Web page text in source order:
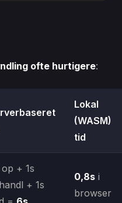
ofte hurtigere:
Lokal
(WASM)
tid
+ 1s
+ 1s
0,8s i
browser